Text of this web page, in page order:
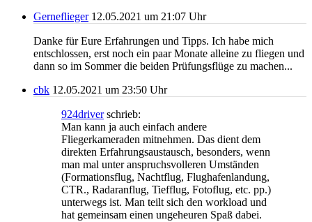
Gerneflieger 12.05.2021 um 21:07 Uhr
Danke für Eure Erfahrungen und Tipps. Ich habe mich
entschlossen, erst noch ein paar Monate alleine zu fliegen und
dann so im Sommer die beiden Prüfungsflüge zu machen...
cbk 12.05.2021 um 23:50 Uhr
924driverschrieb:
Man kann ja auch einfach andere
Fliegerkameraden mitnehmen. Das dient dem
direkten Erfahrungsaustausch, besonders, wenn
man mal unter anspruchsvolleren Umständen
(Formationsflug, Nachtflug, Flughafenlandung,
CTR., Radaranflug, Tiefflug, Fotoflug, etc. pp.)
unterwegs ist. Man teilt sich den workload und
hat gemeinsam einen ungeheuren Spaß dabei.